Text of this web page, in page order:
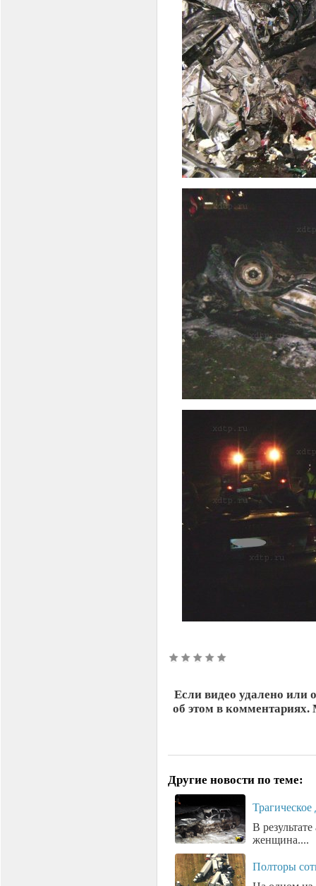
Если видео удалено или
об этом в комментариях.
Другие новости по теме:
В
женщина....
Полторы